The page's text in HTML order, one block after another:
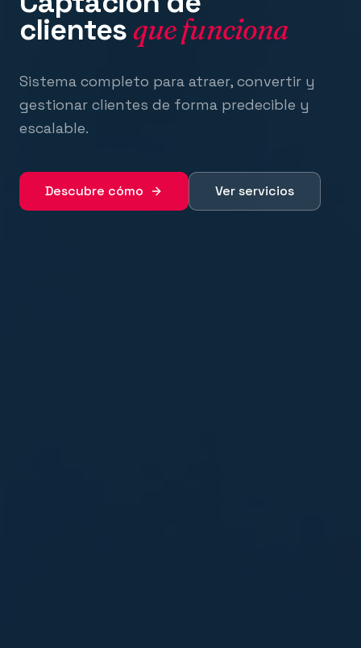
clientesque funciona
Sistema completo para atraer, convertir y
gestionar clientes de forma predecible y
escalable.
Descubre cómo Ver servicios